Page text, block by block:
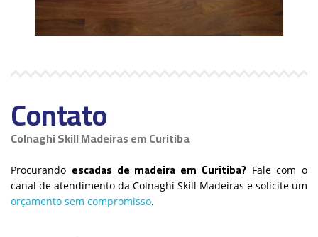
Contato
Colnaghi Skill Madeiras em Curitiba
Procurando escadas de madeira em Curitiba? Fale com o
canal de atendimento da Colnaghi Skill Madeiras e solicite um
orçamento sem compromisso.